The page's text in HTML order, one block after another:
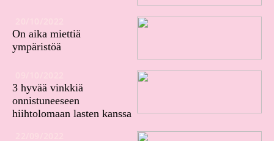
On aika miettiä
ympäristöä
3 hyvää vinkkiä
onnistuneeseen
hiihtolomaan lasten kanssa